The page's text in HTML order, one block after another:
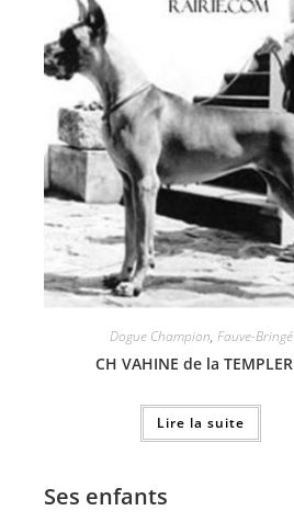
Dogue Champion, Fauve-Bringé
CH VAHINE de la
Lire la suite
Ses enfants